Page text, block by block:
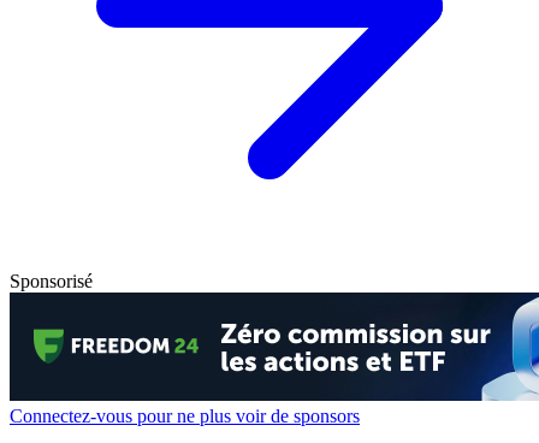
Sponsorisé
Connectez-vous pour ne plus voir de sponsors